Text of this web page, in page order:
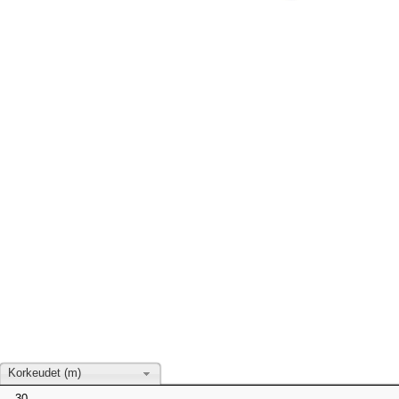
Korkeudet (m)